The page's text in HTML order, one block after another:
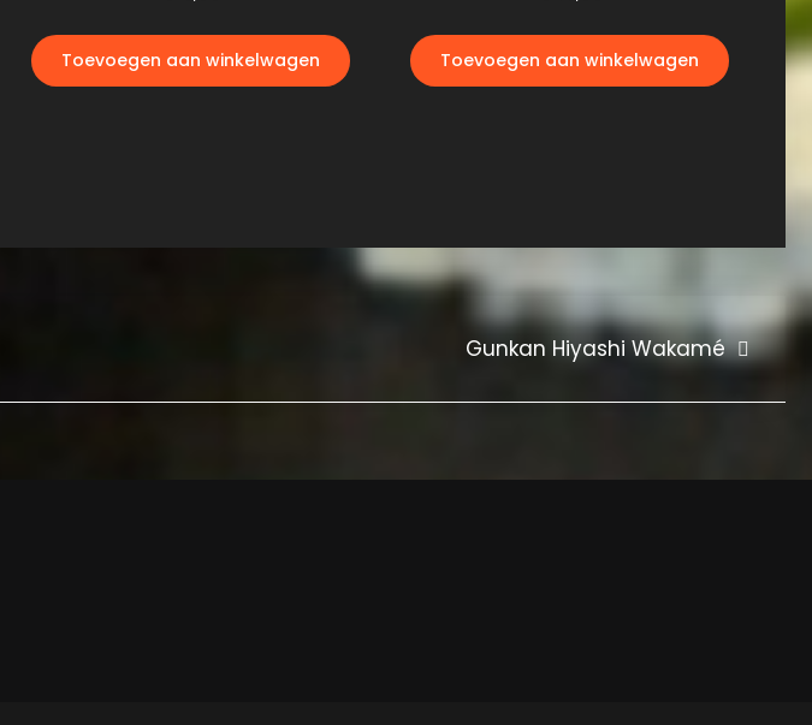
Toevoegen aan winkelwagen Toevoegen aan winkelwagen
Gunkan Hiyashi Wakamé